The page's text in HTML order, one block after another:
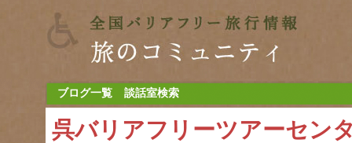
ブログ一覧 談話室検索
呉バリアフリーツアーセン